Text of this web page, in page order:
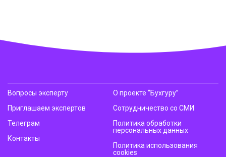
Вопросы эксперту
Приглашаем экспертов
Телеграм
Контакты
О проекте “Бухгуру”
Сотрудничество со СМИ
Политика обработки
персональных данных
Политика использования
cookies